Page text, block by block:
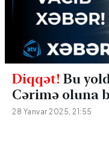
Diqqət! Bu
Cərimə oluna
28 Yanvar 2025, 21:55